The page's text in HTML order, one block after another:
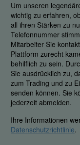
Um unseren
wichtig zu erfahren,
all ihren Stärken zu
Telefonnummer
Mitarbeiter Sie
Plattform zurecht
behilflich zu sein.
Sie ausdrücklich zu,
zum Trading und zu
senden können. Sie
jederzeit abmelden.
Ihre Informationen
Datenschutzrichtlinie.